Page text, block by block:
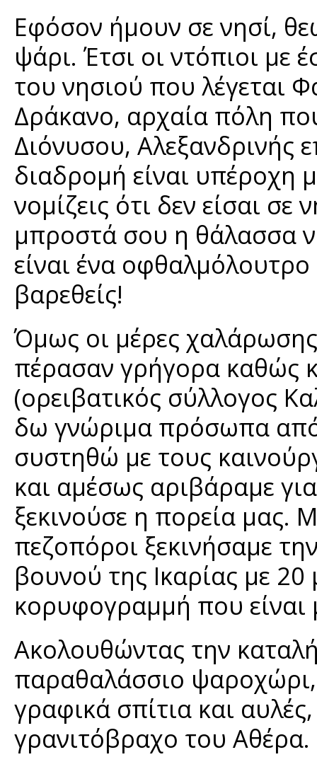
Εφόσον ήμουν σε νησί,
ψάρι. Έτσι οι ντόπιοι με
του νησιού που λέγεται
Δράκανο, αρχαία πόλη
Διόνυσου, Αλεξανδρινής
διαδρομή είναι υπέροχη
νομίζεις ότι δεν είσαι
μπροστά σου η θάλασσα
είναι ένα
βαρεθείς!
Όμως οι μέρες χαλάρωσης
πέρασαν γρήγορα καθώς
(ορειβατικός σύλλογος
δω γνώριμα πρόσωπα από
συστηθώ με τους
και αμέσως αριβάραμε
ξεκινούσε η πορεία μας.
πεζοπόροι ξεκινήσαμε
βουνού της Ικαρίας με
κορυφογραμμή που είναι
Ακολουθώντας την
παραθαλάσσιο
γραφικά σπίτια και
γρανιτόβραχο του